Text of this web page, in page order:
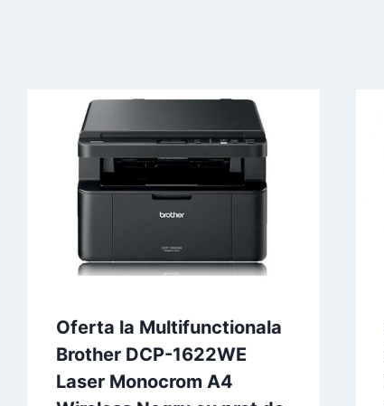
Oferta la Multifunctionala
Brother DCP-1622WE
Laser Monocrom A4